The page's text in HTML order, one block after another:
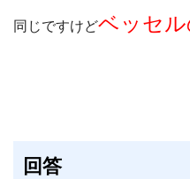
同じですけどベッセ
回答